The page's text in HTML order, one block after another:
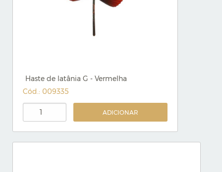
Haste de latânia G - Vermelha
Cód.: 009335
ADICIONAR